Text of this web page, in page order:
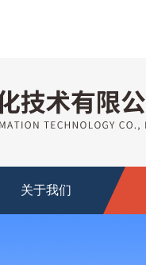
关于我们